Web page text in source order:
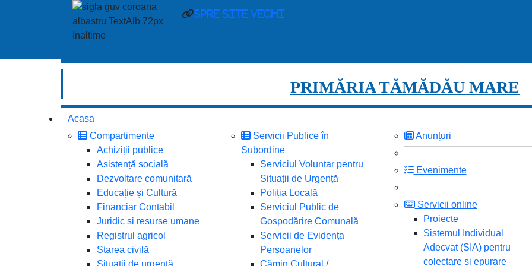
spre site vechi
PRIMĂRIA TĂMĂDĂU MARE
Acasa
Compartimente
Achiziții publice
Asistență socială
Dezvoltare comunitară
Educație și Cultură
Financiar Contabil
Juridic si resurse umane
Registrul agricol
Starea civilă
Situații de urgență
Servicii Publice în
Subordine
Serviciul Voluntar pentru
Situații de Urgență
Poliția Locală
Serviciul Public de
Gospodărire Comunală
Servicii de Evidența
Persoanelor
Cămin Cultural /
Anunțuri
Evenimente
Servicii online
Proiecte
Sistemul Individual
Adecvat (SIA) pentru
colectare si epurare